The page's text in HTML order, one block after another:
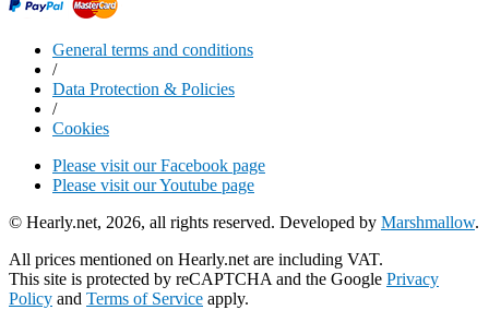
General terms and conditions
/
Data Protection & Policies
/
Cookies
Please visit our Facebook page
Please visit our Youtube page
© Hearly.net, 2026, all rights reserved. Developed by Marshmallow.
All prices mentioned on Hearly.net are including VAT.
This site is protected by reCAPTCHA and the Google Privacy
Policy and Terms of Service apply.